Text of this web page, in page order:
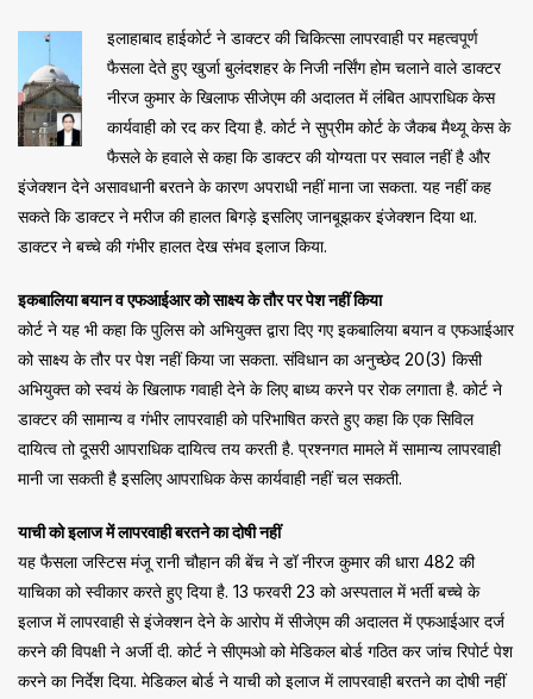
इलाहाबाद हाईकोर्ट ने डाक्टर की चिकित्सा लापरवाही पर महत्वपूर्ण
फैसला देते हुए खुर्जा बुलंदशहर के निजी नर्सिंग होम चलाने वाले डाक्टर
नीरज कुमार के खिलाफ सीजेएम की अदालत में लंबित आपराधिक केस
कार्यवाही को रद कर दिया है. कोर्ट ने सुप्रीम कोर्ट के जैकब मैथ्यू केस के
फैसले के हवाले से कहा कि डाक्टर की योग्यता पर सवाल नहीं है और
इंजेक्शन देने असावधानी बरतने के कारण अपराधी नहीं माना जा सकता. यह नहीं कह
सकते कि डाक्टर ने मरीज की हालत बिगड़े इसलिए जानबूझकर इंजेक्शन दिया था.
डाक्टर ने बच्चे की गंभीर हालत देख संभव इलाज किया.
इकबालिया बयान व एफआईआर को साक्ष्य के तौर पर पेश नहीं किया
कोर्ट ने यह भी कहा कि पुलिस को अभियुक्त द्वारा दिए गए इकबालिया बयान व एफआईआर
को साक्ष्य के तौर पर पेश नहीं किया जा सकता. संविधान का अनुच्छेद 20(3) किसी
अभियुक्त को स्वयं के खिलाफ गवाही देने के लिए बाध्य करने पर रोक लगाता है. कोर्ट ने
डाक्टर की सामान्य व गंभीर लापरवाही को परिभाषित करते हुए कहा कि एक सिविल
दायित्व तो दूसरी आपराधिक दायित्व तय करती है. प्रश्नगत मामले में सामान्य लापरवाही
मानी जा सकती है इसलिए आपराधिक केस कार्यवाही नहीं चल सकती.
याची को इलाज में लापरवाही बरतने का दोषी नहीं
यह फैसला जस्टिस मंजू रानी चौहान की बेंच ने डॉ नीरज कुमार की धारा 482 की
याचिका को स्वीकार करते हुए दिया है. 13 फरवरी 23 को अस्पताल में भर्ती बच्चे के
इलाज में लापरवाही से इंजेक्शन देने के आरोप में सीजेएम की अदालत में एफआईआर दर्ज
करने की विपक्षी ने अर्जी दी. कोर्ट ने सीएमओ को मेडिकल बोर्ड गठित कर जांच रिपोर्ट पेश
करने का निर्देश दिया. मेडिकल बोर्ड ने याची को इलाज में लापरवाही बरतने का दोषी नहीं